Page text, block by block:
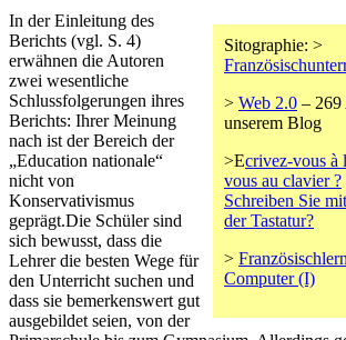
Sitographie: >
> Web 2.0 –
unserem Blog
>Ecrivez-vous à
vous au clavier ?
Schreiben Sie
der Tastatur?
>
Computer (I)
In der Einleitung des
Berichts (vgl. S. 4)
erwähnen die Autoren
zwei wesentliche
Schlussfolgerungen ihres
Berichts: Ihrer Meinung
nach ist der Bereich der
„Education nationale“
nicht von
Konservativismus
geprägt.Die Schüler sind
sich bewusst, dass die
Lehrer die besten Wege für
den Unterricht suchen und
dass sie bemerkenswert gut
ausgebildet seien, von der